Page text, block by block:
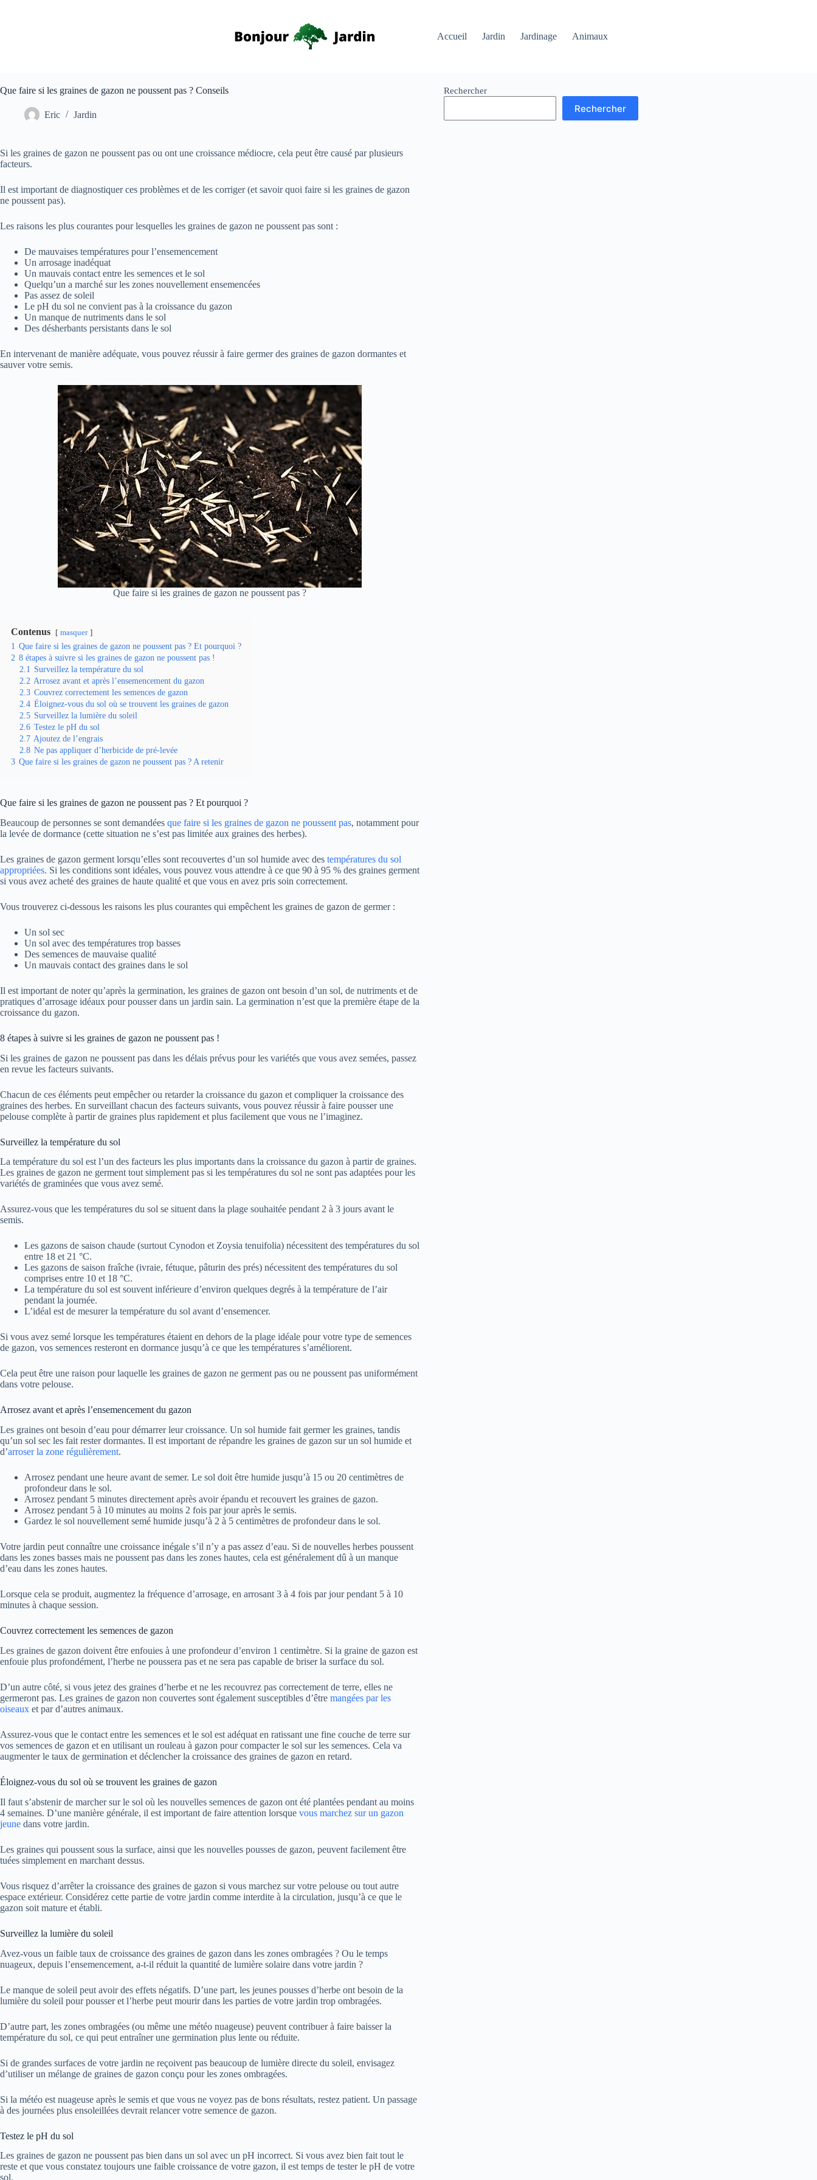
Accueil
Jardin Jardinage Animaux
Que faire si les graines de gazon ne poussent pas ? Conseils
Eric Jardin
Si les graines de gazon ne poussent pas ou ont une croissance médiocre, cela peut être causé par plusieurs
facteurs.
Il est important de diagnostiquer ces problèmes et de les corriger (et savoir quoi faire si les graines de gazon
ne poussent pas).
Les raisons les plus courantes pour lesquelles les graines de gazon ne poussent pas sont :
De mauvaises températures pour l’ensemencement
Un arrosage inadéquat
Un mauvais contact entre les semences et le sol
Quelqu’un a marché sur les zones nouvellement ensemencées
Pas assez de soleil
Le pH du sol ne convient pas à la croissance du gazon
Un manque de nutriments dans le sol
Des désherbants persistants dans le sol
En intervenant de manière adéquate, vous pouvez réussir à faire germer des graines de gazon dormantes et
sauver votre semis.
Que faire si les graines de gazon ne poussent pas ?
Contenus masquer
1 Que faire si les graines de gazon ne poussent pas ? Et pourquoi ?
2 8 étapes à suivre si les graines de gazon ne poussent pas !
2.1 Surveillez la température du sol
2.2 Arrosez avant et après l’ensemencement du gazon
2.3 Couvrez correctement les semences de gazon
2.4 Éloignez-vous du sol où se trouvent les graines de gazon
2.5 Surveillez la lumière du soleil
2.6 Testez le pH du sol
2.7 Ajoutez de l’engrais
2.8 Ne pas appliquer d’herbicide de pré-levée
3 Que faire si les graines de gazon ne poussent pas ? A retenir
Que faire si les graines de gazon ne poussent pas ? Et pourquoi ?
Beaucoup de personnes se sont demandées que faire si les graines de gazon ne poussent pas, notamment pour
la levée de dormance (cette situation ne s’est pas limitée aux graines des herbes).
Les graines de gazon germent lorsqu’elles sont recouvertes d’un sol humide avec des températures du sol
appropriées. Si les conditions sont idéales, vous pouvez vous attendre à ce que 90 à 95 % des graines germent
si vous avez acheté des graines de haute qualité et que vous en avez pris soin correctement.
Vous trouverez ci-dessous les raisons les plus courantes qui empêchent les graines de gazon de germer :
Un sol sec
Un sol avec des températures trop basses
Des semences de mauvaise qualité
Un mauvais contact des graines dans le sol
Il est important de noter qu’après la germination, les graines de gazon ont besoin d’un sol, de nutriments et de
pratiques d’arrosage idéaux pour pousser dans un jardin sain. La germination n’est que la première étape de la
croissance du gazon.
8 étapes à suivre si les graines de gazon ne poussent pas !
Si les graines de gazon ne poussent pas dans les délais prévus pour les variétés que vous avez semées, passez
en revue les facteurs suivants.
Chacun de ces éléments peut empêcher ou retarder la croissance du gazon et compliquer la croissance des
graines des herbes. En surveillant chacun des facteurs suivants, vous pouvez réussir à faire pousser une
pelouse complète à partir de graines plus rapidement et plus facilement que vous ne l’imaginez.
Surveillez la température du sol
La température du sol est l’un des facteurs les plus importants dans la croissance du gazon à partir de graines.
Les graines de gazon ne germent tout simplement pas si les températures du sol ne sont pas adaptées pour les
variétés de graminées que vous avez semé.
Assurez-vous que les températures du sol se situent dans la plage souhaitée pendant 2 à 3 jours avant le
semis.
Les gazons de saison chaude (surtout Cynodon et Zoysia tenuifolia) nécessitent des températures du sol
entre 18 et 21 °C.
Les gazons de saison fraîche (ivraie, fétuque, pâturin des prés) nécessitent des températures du sol
comprises entre 10 et 18 °C.
La température du sol est souvent inférieure d’environ quelques degrés à la température de l’air
pendant la journée.
L’idéal est de mesurer la température du sol avant d’ensemencer.
Si vous avez semé lorsque les températures étaient en dehors de la plage idéale pour votre type de semences
de gazon, vos semences resteront en dormance jusqu’à ce que les températures s’améliorent.
Cela peut être une raison pour laquelle les graines de gazon ne germent pas ou ne poussent pas uniformément
dans votre pelouse.
Arrosez avant et après l’ensemencement du gazon
Les graines ont besoin d’eau pour démarrer leur croissance. Un sol humide fait germer les graines, tandis
qu’un sol sec les fait rester dormantes. Il est important de répandre les graines de gazon sur un sol humide et
d’arroser la zone régulièrement.
Arrosez pendant une heure avant de semer. Le sol doit être humide jusqu’à 15 ou 20 centimètres de
profondeur dans le sol.
Arrosez pendant 5 minutes directement après avoir épandu et recouvert les graines de gazon.
Arrosez pendant 5 à 10 minutes au moins 2 fois par jour après le semis.
Gardez le sol nouvellement semé humide jusqu’à 2 à 5 centimètres de profondeur dans le sol.
Votre jardin peut connaître une croissance inégale s’il n’y a pas assez d’eau. Si de nouvelles herbes poussent
dans les zones basses mais ne poussent pas dans les zones hautes, cela est généralement dû à un manque
d’eau dans les zones hautes.
Lorsque cela se produit, augmentez la fréquence d’arrosage, en arrosant 3 à 4 fois par jour pendant 5 à 10
minutes à chaque session.
Couvrez correctement les semences de gazon
Les graines de gazon doivent être enfouies à une profondeur d’environ 1 centimètre. Si la graine de gazon est
enfouie plus profondément, l’herbe ne poussera pas et ne sera pas capable de briser la surface du sol.
D’un autre côté, si vous jetez des graines d’herbe et ne les recouvrez pas correctement de terre, elles ne
germeront pas. Les graines de gazon non couvertes sont également susceptibles d’être mangées par les
oiseaux et par d’autres animaux.
Assurez-vous que le contact entre les semences et le sol est adéquat en ratissant une fine couche de terre sur
vos semences de gazon et en utilisant un rouleau à gazon pour compacter le sol sur les semences. Cela va
augmenter le taux de germination et déclencher la croissance des graines de gazon en retard.
Éloignez-vous du sol où se trouvent les graines de gazon
Il faut s’abstenir de marcher sur le sol où les nouvelles semences de gazon ont été plantées pendant au moins
4 semaines. D’une manière générale, il est important de faire attention lorsque vous marchez sur un gazon
jeune dans votre jardin.
Les graines qui poussent sous la surface, ainsi que les nouvelles pousses de gazon, peuvent facilement être
tuées simplement en marchant dessus.
Vous risquez d’arrêter la croissance des graines de gazon si vous marchez sur votre pelouse ou tout autre
espace extérieur. Considérez cette partie de votre jardin comme interdite à la circulation, jusqu’à ce que le
gazon soit mature et établi.
Surveillez la lumière du soleil
Avez-vous un faible taux de croissance des graines de gazon dans les zones ombragées ? Ou le temps
nuageux, depuis l’ensemencement, a-t-il réduit la quantité de lumière solaire dans votre jardin ?
Le manque de soleil peut avoir des effets négatifs. D’une part, les jeunes pousses d’herbe ont besoin de la
lumière du soleil pour pousser et l’herbe peut mourir dans les parties de votre jardin trop ombragées.
D’autre part, les zones ombragées (ou même une météo nuageuse) peuvent contribuer à faire baisser la
température du sol, ce qui peut entraîner une germination plus lente ou réduite.
Si de grandes surfaces de votre jardin ne reçoivent pas beaucoup de lumière directe du soleil, envisagez
d’utiliser un mélange de graines de gazon conçu pour les zones ombragées.
Si la météo est nuageuse après le semis et que vous ne voyez pas de bons résultats, restez patient. Un passage
à des journées plus ensoleillées devrait relancer votre semence de gazon.
Testez le pH du sol
Les graines de gazon ne poussent pas bien dans un sol avec un pH incorrect. Si vous avez bien fait tout le
reste et que vous constatez toujours une faible croissance de votre gazon, il est temps de tester le pH de votre
sol.
Rechercher
Rechercher